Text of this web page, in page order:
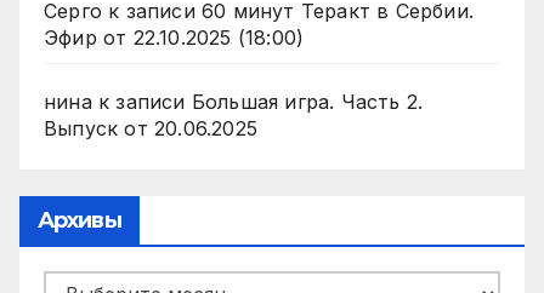
Серго к записи 60 минут Теракт в Сербии.
Эфир от 22.10.2025 (18:00)
нинак записи Большая игра. Часть 2.
Выпуск от 20.06.2025
Архивы
Архивы